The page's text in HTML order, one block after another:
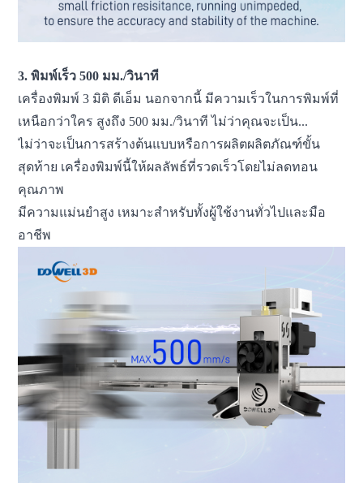
3. พิมพ์เร็ว 500 มม./วินาที
เครื่องพิมพ์ 3 มิติ ดีเอ็ม นอกจากนี้ มีความเร็วในการพิมพ์ที่
เหนือกว่าใคร สูงถึง 500 มม./วินาที ไม่ว่าคุณจะเป็น...
ไม่ว่าจะเป็นการสร้างต้นแบบหรือการผลิตผลิตภัณฑ์ขั้น
สุดท้าย เครื่องพิมพ์นี้ให้ผลลัพธ์ที่รวดเร็วโดยไม่ลดทอน
คุณภาพ
มีความแม่นยำสูง เหมาะสำหรับทั้งผู้ใช้งานทั่วไปและมือ
อาชีพ